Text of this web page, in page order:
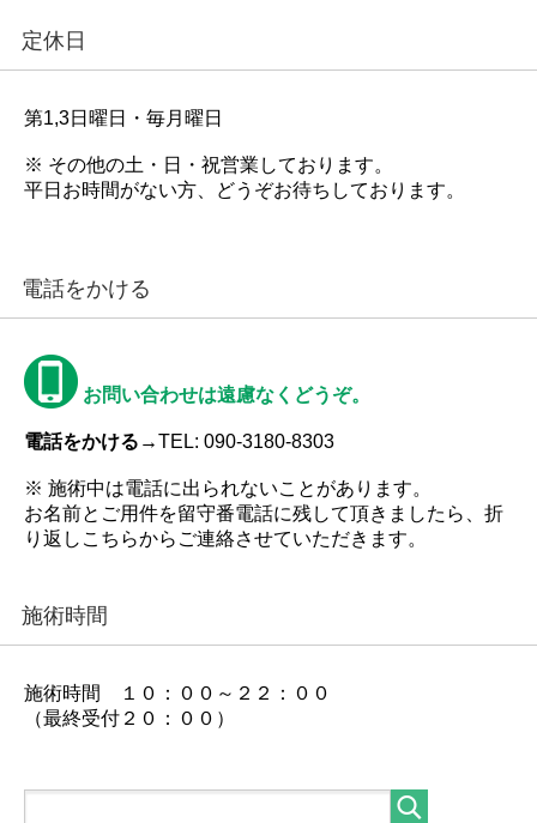
定休日
第1,3日曜日・毎月曜日
※ その他の土・日・祝営業しております。
平日お時間がない方、どうぞお待ちしております。
電話をかける
お問い合わせは遠慮なくどうぞ。
電話をかける→TEL: 090-3180-8303
※ 施術中は電話に出られないことがあります。
お名前とご用件を留守番電話に残して頂きましたら、折
り返しこちらからご連絡させていただきます。
施術時間
施術時間 １０：００～２２：００
（最終受付２０：００）